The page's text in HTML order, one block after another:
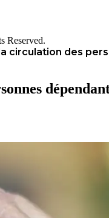
Reserved.
circulation des